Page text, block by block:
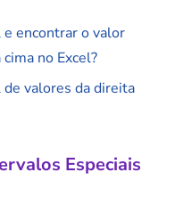
e encontrar o valor
no Excel?
de valores da direita
Especiais